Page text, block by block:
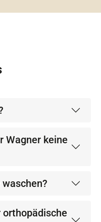
Wagner keine
orthopädische